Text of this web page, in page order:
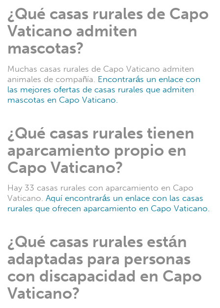
¿Qué casas rurales de Capo
Vaticano admiten
mascotas?
Muchas casas rurales de Capo Vaticano admiten
animales de compañía. Encontrarás un enlace con
las mejores ofertas de casas rurales que admiten
mascotas en Capo Vaticano.
¿Qué casas rurales tienen
aparcamiento propio en
Capo Vaticano?
Hay 33 casas rurales con aparcamiento en Capo
Vaticano. Aquí encontrarás un enlace con las casas
rurales que ofrecen aparcamiento en Capo Vaticano.
¿Qué casas rurales están
adaptadas para personas
con discapacidad en Capo
Vaticano?